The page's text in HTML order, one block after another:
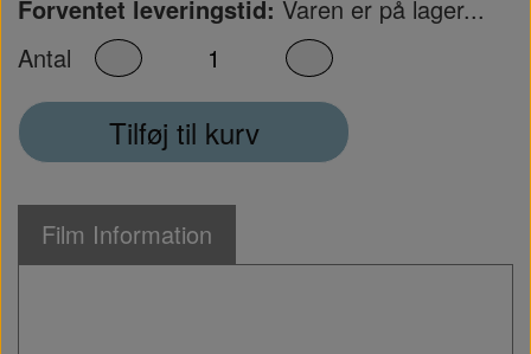
Forventet leveringstid: Varen er på lager...
Antal
Tilføj til kurv
Film Information